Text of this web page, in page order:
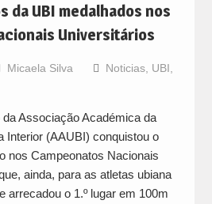
da UBI medalhados nos
Universitários
Micaela Silva Noticias, UBI
Associação Académica da
Interior (AAUBI) conquistou o
nos Campeonatos Nacionais
ainda, para as atletas ubiana
arrecadou o 1.º lugar em 100m